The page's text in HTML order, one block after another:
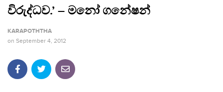
විරුද්ධව.’ – මනෝ ගනේෂන්
KARAPOTHTHA
on September 4, 2012